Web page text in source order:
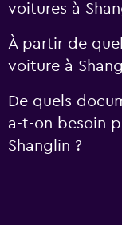
voitures à
À partir de
voiture à
De quels
a-t-on besoin
Shanglin ?